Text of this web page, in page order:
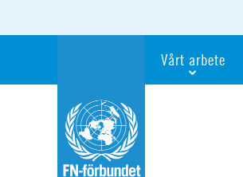
Vårt arbete